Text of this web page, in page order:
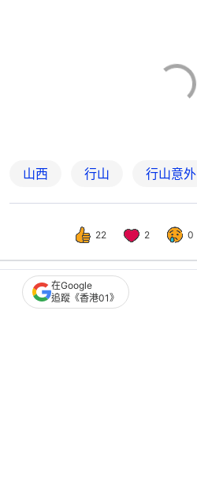
山西 行山 行山意外
22 2 0
熱話 熱爆話題
在Google
追蹤《香港01》